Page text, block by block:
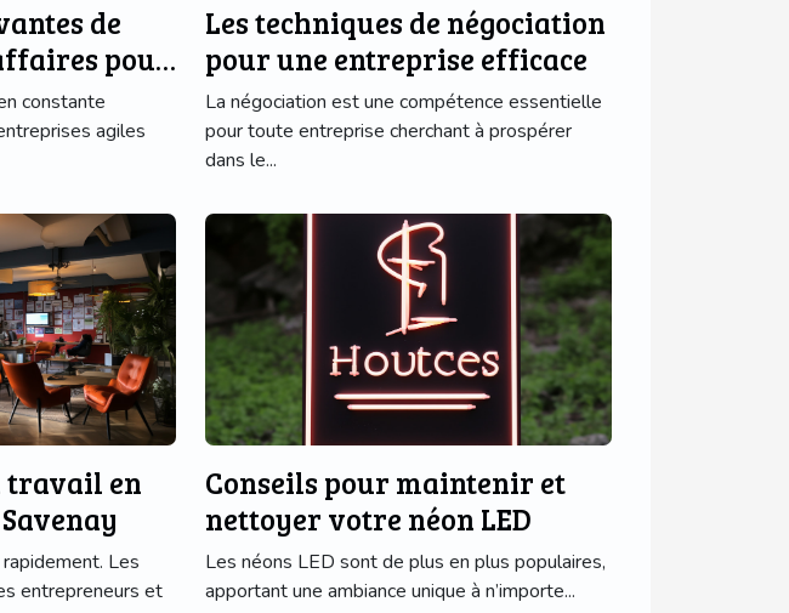
de
pour
constante
agiles
Les techniques de négociation
pour une entreprise efficace
La négociation est une compétence essentielle
pour toute entreprise cherchant à prospérer
dans le...
travail en
Les
entrepreneurs et
Conseils pour maintenir et
nettoyer votre néon LED
Les néons LED sont de plus en plus populaires,
apportant une ambiance unique à n’importe...